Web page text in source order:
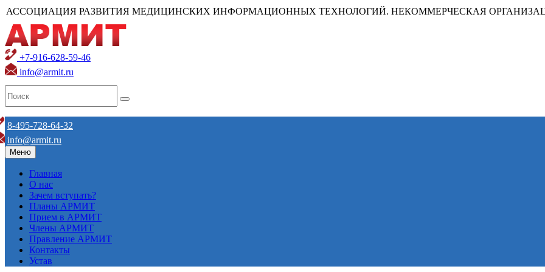
АССОЦИАЦИЯ РАЗВИТИЯ МЕДИЦИНСКИХ ИНФОРМАЦИОННЫХ ТЕХНОЛОГИЙ. НЕКОММЕРЧЕСКАЯ
+7-916-628-59-46
info@armit.ru
8-495-728-64-32
info@armit.ru
Меню
Главная
О нас
Зачем вступать?
Планы АРМИТ
Прием в АРМИТ
Члены АРМИТ
Правление АРМИТ
Контакты
Устав